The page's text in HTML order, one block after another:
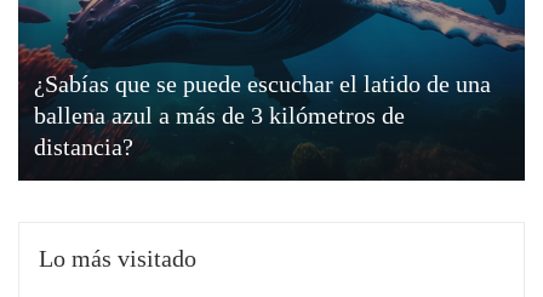
¿Sabías que se puede escuchar el latido de una
ballena azul a más de 3 kilómetros de
distancia?
Lo más visitado